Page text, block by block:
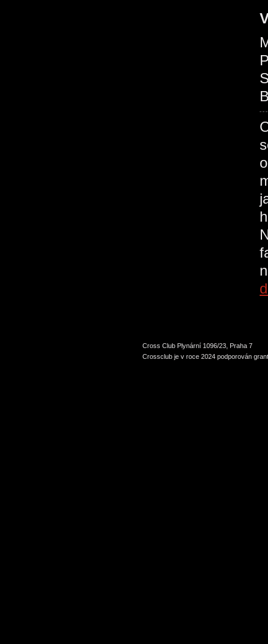
Cross Club Plynární 1096/23, Praha 7
Crossclub je v roce 2024 podporován